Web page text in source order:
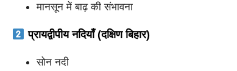
मानसून में बाढ़ की संभावना
प्रायद्वीपीय नदियाँ (दक्षिण बिहार)
सोन नदी